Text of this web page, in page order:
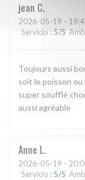
jean C
2026-05-19 -
Servicio :5/5
Toujours aussi
soit le poisson
super soufflé
aussi agréable
Anne L
2026-05-19 -
Servicio : 5/5